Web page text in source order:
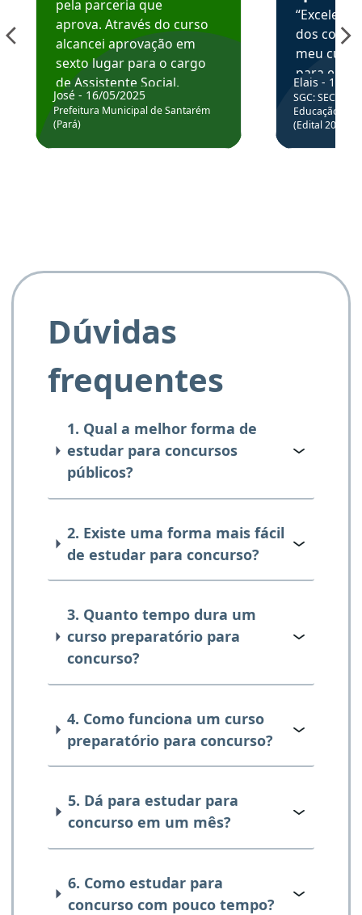
pela parceria que
aprova. Através do curso
alcancei aprovação em
sexto lugar para o cargo
de Assistente Social.
Hoje estou atuando na
Prefeitura de Santarém.
José - 16/05/2025
Prefeitura Municipal de Santarém
(Pará)
dos
meu
para
colocar
através
de
Elais - 15/
SGC: SEC BA
Educação
(Edital
Dúvidas
frequentes
1. Qual a melhor forma de
estudar para concursos
públicos?
2. Existe uma forma mais fácil
de estudar para concurso?
3. Quanto tempo dura um
curso preparatório para
concurso?
4. Como funciona um curso
preparatório para concurso?
5. Dá para estudar para
concurso em um mês?
6. Como estudar para
concurso com pouco tempo?